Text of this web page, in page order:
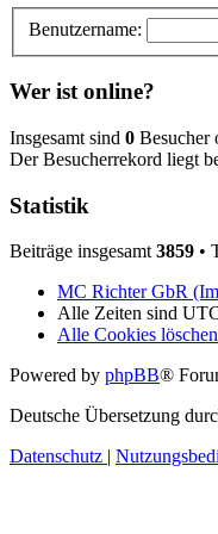
Benutzername:
Wer ist online?
Insgesamt sind 0 Besucher
Der Besucherrekord liegt
Statistik
Beiträge insgesamt 3859 •
MC Richter GbR
Alle Zeiten sind
Alle Cookies löschen
Powered by phpBB®
Deutsche Übersetzung
Datenschutz |